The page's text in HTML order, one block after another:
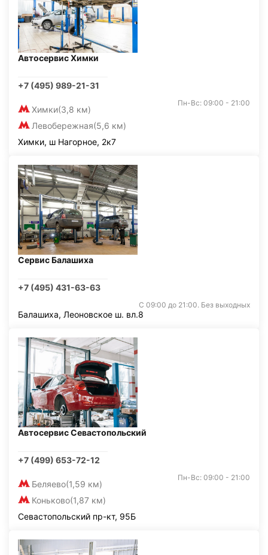
Автосервис Химки
+7 (495) 989-21-31
Химки(3,8 км)
Левобережная(5,6 км)
Пн-Вс: 09:00 - 21:00
Химки, ш Нагорное, 2к7
Сервис Балашиха
+7 (495) 431-63-63
С 09:00 до 21:00. Без выходных
Балашиха, Леоновское ш. вл.8
Автосервис Севастопольский
+7 (499) 653-72-12
Беляево(1,59 км)
Коньково(1,87 км)
Пн-Вс: 09:00 - 21:00
Севастопольский пр-кт, 95Б